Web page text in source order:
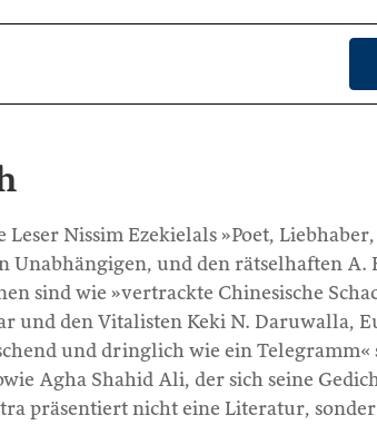
Nissim Ezekielals »Poet,
Unabhängigen, und den rätselhaften A.
sind wie »vertrackte Chinesische
den Vitalisten Keki N. Daruwalla,
und dringlich wie ein Telegramm«
Agha Shahid Ali, der sich seine
präsentiert nicht eine Literatur,